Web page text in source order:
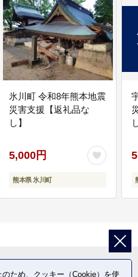
氷川町 令和8年熊本地震
災害支援【返礼品な
し】
5,000円
熊本県 氷川町
ため、クッキー（Cookie）を使